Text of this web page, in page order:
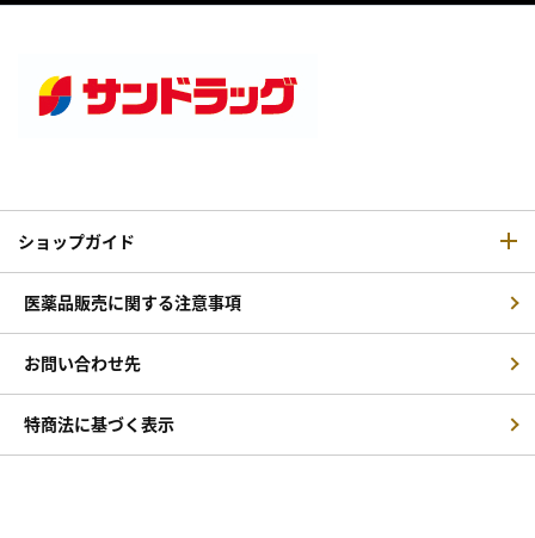
ショップガイド
医薬品販売に関する注意事項
お問い合わせ先
特商法に基づく表示